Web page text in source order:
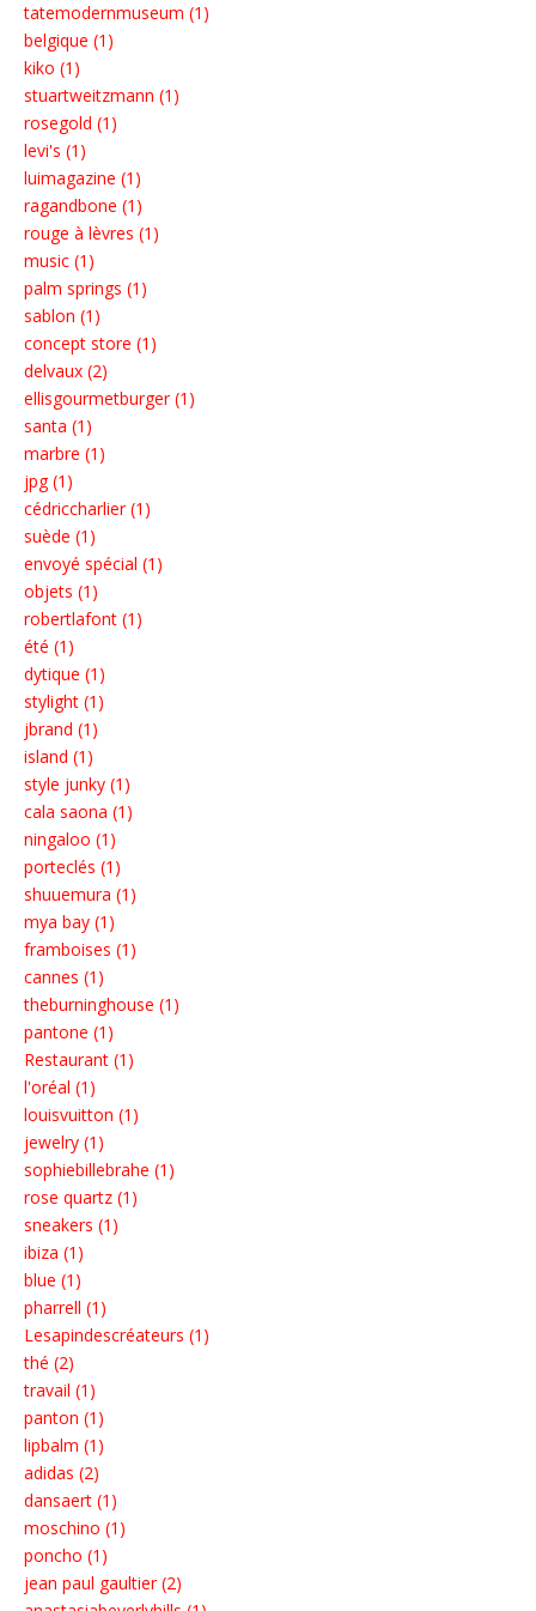
tatemodernmuseum (1)
belgique (1)
kiko (1)
stuartweitzmann (1)
rosegold (1)
levi's (1)
luimagazine (1)
ragandbone (1)
rouge à lèvres (1)
music (1)
palm springs (1)
sablon (1)
concept store (1)
delvaux (2)
ellisgourmetburger (1)
santa (1)
marbre (1)
jpg (1)
cédriccharlier (1)
suède (1)
envoyé spécial (1)
objets (1)
robertlafont (1)
été (1)
dytique (1)
stylight (1)
jbrand (1)
island (1)
style junky (1)
cala saona (1)
ningaloo (1)
porteclés (1)
shuuemura (1)
mya bay (1)
framboises (1)
cannes (1)
theburninghouse (1)
pantone (1)
Restaurant (1)
l'oréal (1)
louisvuitton (1)
jewelry (1)
sophiebillebrahe (1)
rose quartz (1)
sneakers (1)
ibiza (1)
blue (1)
pharrell (1)
Lesapindescréateurs (1)
thé (2)
travail (1)
panton (1)
lipbalm (1)
adidas (2)
dansaert (1)
moschino (1)
poncho (1)
jean paul gaultier (2)